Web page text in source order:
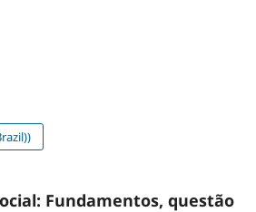
Fundamentos, questão